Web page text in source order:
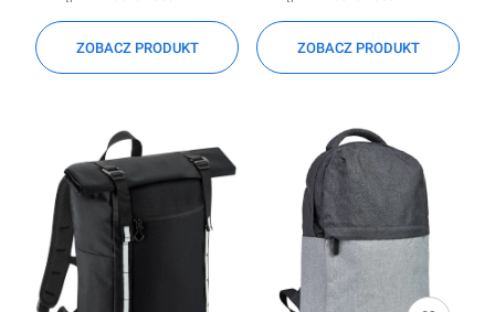
ZOBACZ PRODUKT ZOBACZ PRODUKT